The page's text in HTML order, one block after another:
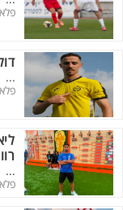
...
...